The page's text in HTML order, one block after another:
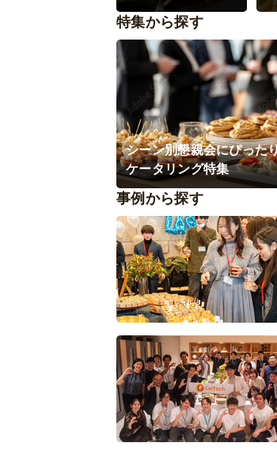
特集から探す
シーン別懇親会にぴった
ケータリング特集
事例から探す